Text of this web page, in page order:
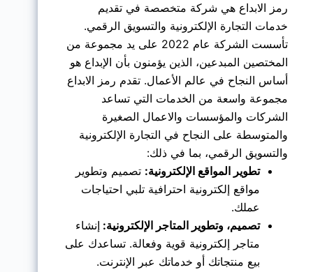
رمز الابداع هي شركة متخصصة في تقديم
خدمات التجارة الإلكترونية والتسويق الرقمي.
تأسست الشركة عام 2022 على يد مجموعة من
المختصين المبدعين، الذين يؤمنون بأن الإبداع هو
أساس النجاح في عالم الأعمال. تقدم رمز الابداع
مجموعة واسعة من الخدمات التي تساعد
الشركات والمؤسسات والاعمال الصغيرة
والمتوسطة على النجاح في التجارة الإلكترونية
والتسويق الرقمي، بما في ذلك:
تطوير المواقع الإلكترونية: تصميم وتطوير
مواقع إلكترونية احترافية تلبي احتياجات
عملك.
تصميم، وتطوير المتاجر الإلكترونية: إنشاء
متاجر إلكترونية قوية وفعالة. تساعدك على
بيع منتجاتك أو خدماتك عبر الإنترنت.